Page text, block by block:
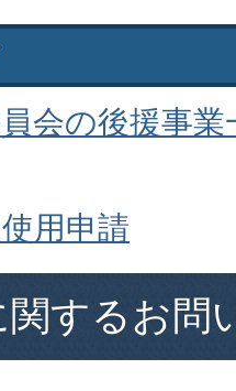
会の後援事
用申請
関するお問